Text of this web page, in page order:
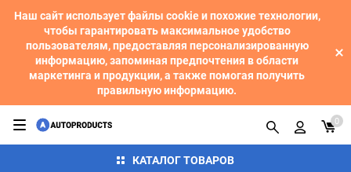
Наш сайт использует файлы cookie и похожие технологии,
чтобы гарантировать максимальное удобство
пользователям, предоставляя персонализированную
информацию, запоминая предпочтения в области
маркетинга и продукции, а также помогая получить
правильную информацию.
КАТАЛОГ ТОВАРОВ
0